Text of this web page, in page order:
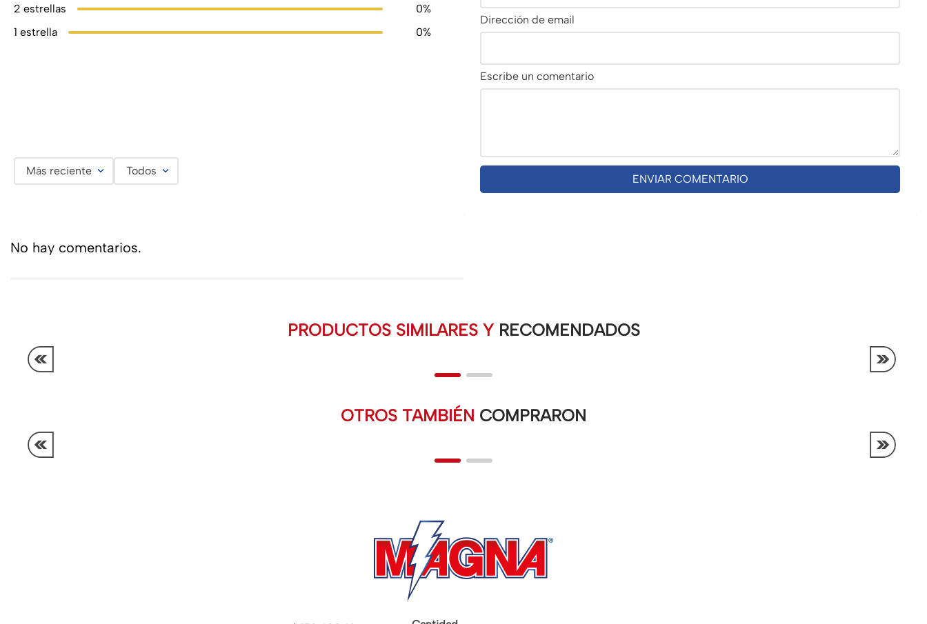
2 estrellas
0%
1 estrella
0%
Dirección de email
Escribe un comentario
ENVIAR COMENTARIO
Más reciente Todos
No hay comentarios.
PRODUCTOS SIMILARES Y RECOMENDADOS
OTROS TAMBIÉN COMPRARON
Nuestras tiendas